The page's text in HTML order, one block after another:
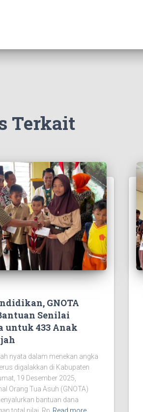
Terkait
GNOTA
Senilai
untuk 433 Anak
nyata dalam menekan angka
digalakkan di Kabupaten
19 Desember 2025,
Orang Tua Asuh (GNOTA)
bantuan dana